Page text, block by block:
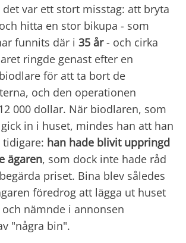
var ett stort misstag: att bryta
hitta en stor bikupa - som
funnits där i 35 år- och cirka
ringde genast efter en
för att ta bort de
och den operationen
000 dollar. När biodlaren, som
in i huset, mindes han att han
han hade blivit uppringd
ägaren, som dock inte hade råd
priset. Bina blev således
föredrog att lägga ut huset
nämnde i annonsen
"några bin".